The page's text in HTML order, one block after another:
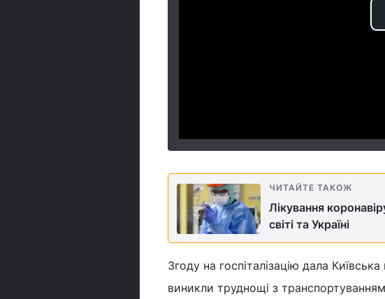
ЧИТАЙТЕ ТАКОЖ
Лікування
світі та Україні
Згоду на госпіталізацію дала
виникли труднощі з